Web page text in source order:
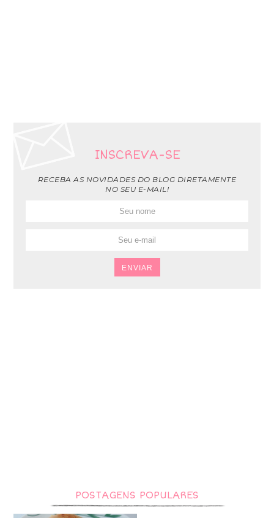
INSCREVA-SE
RECEBA AS NOVIDADES DO BLOG DIRETAMENTE
NO SEU E-MAIL!
POSTAGENS POPULARES